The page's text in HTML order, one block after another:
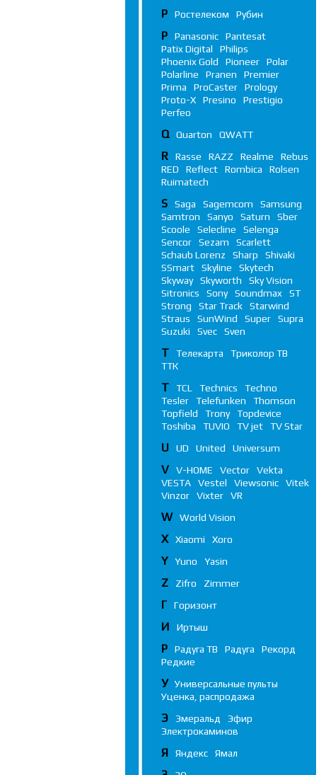
Р Ростелеком Рубин
P Panasonic
Pantesat
Patix Digital
Philips
Phoenix Gold
Pioneer
Polar
Polarline
Pranen
Premier
Prima
ProCaster
Prology
Proto-X
Presino
Prestigio
Perfeo
Q Quarton QWATT
R Rasse RAZZ Realme
Rebus
RED
Reflect Rombica
Rolsen
Ruimatech
S Saga Sagemcom
Samsung
Samtron
Sanyo Saturn
Sber
Scoole
Selecline
Selenga
Sencor
Sezam
Scarlett
Schaub Lorenz
Sharp
Shivaki
SSmart
Skyline
Skytech
Skyway
Skyworth
Sky Vision
Sitronics
Sony Soundmax
ST
Strong
Star Track
Starwind
Straus
SunWind Super
Supra
Suzuki
Svec Sven
Т Телекарта
Триколор ТВ
ТТК
T TCL Technics
Techno
Tesler
Telefunken
Thomson
Topfield
Trony
Topdevice
Toshiba
TUVIO TV jet TV Star
U UD United Universum
V V-HOME Vector
Vekta
VESTA
Vestel Viewsonic
Vitek
Vinzor
Vixter VR
W World Vision
X Xiaomi Xoro
Y Yuno Yasin
Z Zifro Zimmer
Г Горизонт
И Иртыш
Р Радуга ТВ Радуга
Рекорд
Редкие
У
Универсальные пульты
Уценка, распродажа
Э Эмеральд
Эфир
Электрокаминов
Я Яндекс Ямал